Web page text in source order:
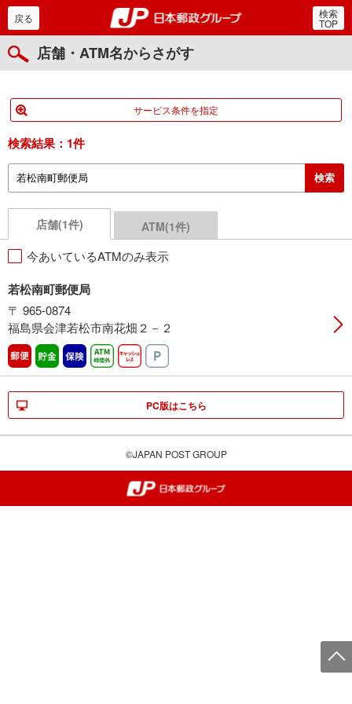
郵便局・日本郵政グルー
戻る 検索
TOP
店舗・ATM名からさがす
サービス条件を指定
検索結果： 1件
店舗(1件) ATM(1件)
今あいているATMのみ表示
若松南町郵便局
〒 965-0874
福島県会津若松市南花畑２－２
郵便 貯金 保険 ATM時間外キャッシュレス
PC版はこちら
©JAPAN POST GROUP